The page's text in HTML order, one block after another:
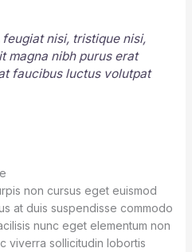
nisi, tristique nisi,
magna nibh purus erat
faucibus luctus volutpat
non cursus eget euismod
at duis suspendisse commodo
nunc eget elementum non
viverra sollicitudin lobortis